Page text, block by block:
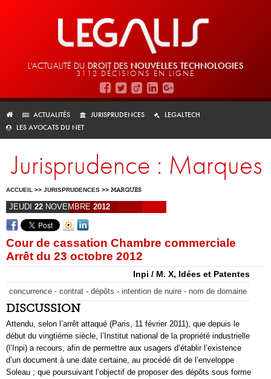
L'ACTUALITÉ DU DROIT DES NOUVELLES TECHNOLOGIES
3112 DÉCISIONS EN LIGNE
ACTUALITÉS JURISPRUDENCES
LEGALTECH
LES AVOCATS DU NET
Jurisprudence : Marques
ACCUEIL >> JURISPRUDENCES >> MARQUES
JEUDI 22 NOVEMBRE 2012
Cour de cassation Chambre commerciale
Arrêt du 23 octobre 2012
Inpi / M. X, Idées et Patentes
concurrence - contrat - dépôts - intention de nuire - nom de domaine
DISCUSSION
Attendu, selon l’arrêt attaqué (Paris, 11 février 2011), que depuis le
début du vingtième siècle, l’Institut national de la propriété industrielle
(l’Inpi) a recours, afin de permettre aux usagers d’établir l’existence
d’un document à une date certaine, au procédé dit de l’enveloppe
Soleau ; que poursuivant l’objectif de proposer des dépôts sous forme